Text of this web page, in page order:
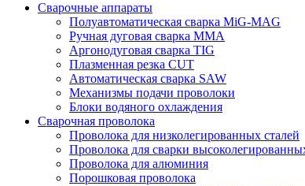
Сварочные аппараты
Полуавтоматическая сварка MiG-MAG
Ручная дуговая сварка MMA
Аргонодуговая сварка TIG
Плазменная резка CUT
Автоматическая сварка SAW
Механизмы подачи проволоки
Блоки водяного охлаждения
Сварочная проволока
Проволока для низколегированных сталей
Проволока для сварки
Проволока для алюминия
Порошковая проволока